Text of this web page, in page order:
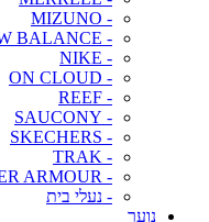
- MIZUNO
- NEW BALANCE
- NIKE
- ON CLOUD
- REEF
- SAUCONY
- SKECHERS
- TRAK
- UNDER ARMOUR
- נעלי בית
נוער